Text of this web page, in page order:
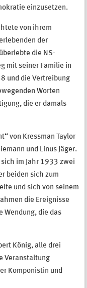
einzusetzen.
von ihrem
der
die NS-
mit seiner Familie in
und die Vertreibung
Worten
die er damals
von Kressman Taylor
und Linus Jäger.
im Jahr 1933 zwei
beiden sich zum
und sich von seinem
die Ereignisse
Wendung, die das
König, alle drei
Veranstaltung
Komponistin und